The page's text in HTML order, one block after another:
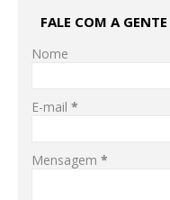
FALE COM A GENTE
Nome
E-mail *
Mensagem *